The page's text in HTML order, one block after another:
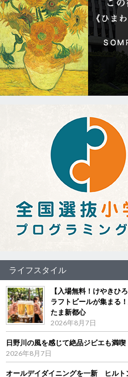
ライフスタイル
【入場無料！けやきひ
ラフトビールが集まる
たま新都心
2026年8月7日
日野川の風を感じて絶品ジビエも満
2026年8月7日
オールデイダイニングを一新 ヒルト